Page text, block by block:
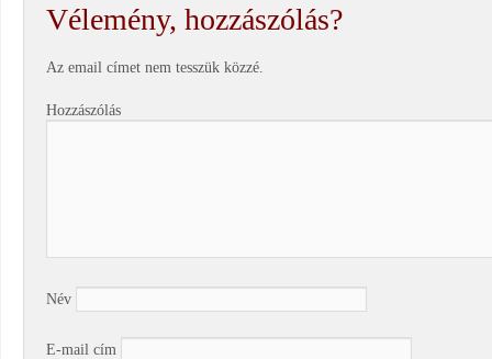
Vélemény, hozzászólás?
Az email címet nem tesszük közzé.
Hozzászólás
Név
E-mail cím